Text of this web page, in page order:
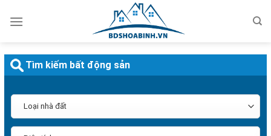
qua
dung
Tìm kiếm bất động sản